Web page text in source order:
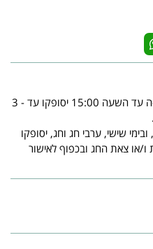
הזמנות שיתקבלו דרך האתר בימים א-ה עד השעה 15:00 יסופקו עד - 3
הזמנות שיתקבלו בימי ה אחרי 15:00, ובימי שישי, ערבי חג וחג, יסופקו
ו/או צאת החג ובכפוף לאישור